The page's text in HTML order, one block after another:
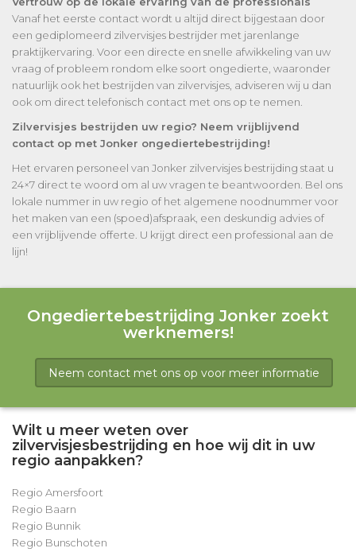
Vanaf het eerste contact wordt u altijd direct bijgestaan door
een gediplomeerd zilvervisjes bestrijder met jarenlange
praktijkervaring. Voor een directe en snelle afwikkeling van uw
vraag of probleem rondom elke soort ongedierte, waaronder
natuurlijk ook het bestrijden van zilvervisjes, adviseren wij u dan
ook om direct telefonisch contact met ons op te nemen.
Zilvervisjes bestrijden uw regio? Neem vrijblijvend
contact op met Jonker ongediertebestrijding!
Het ervaren personeel van Jonker zilvervisjes bestrijding staat u
24×7 direct te woord om al uw vragen te beantwoorden. Bel ons
lokale nummer in uw regio of het algemene noodnummer voor
het maken van een (spoed)afspraak, een deskundig advies of
een vrijblijvende offerte. U krijgt direct een professional aan de
lijn!
Ongediertebestrijding Jonker zoekt
werknemers!
Neem contact met ons op voor meer informatie
Wilt u meer weten over
zilvervisjesbestrijding en hoe wij dit in uw
regio aanpakken?
Regio Amersfoort
Regio Baarn
Regio Bunnik
Regio Bunschoten